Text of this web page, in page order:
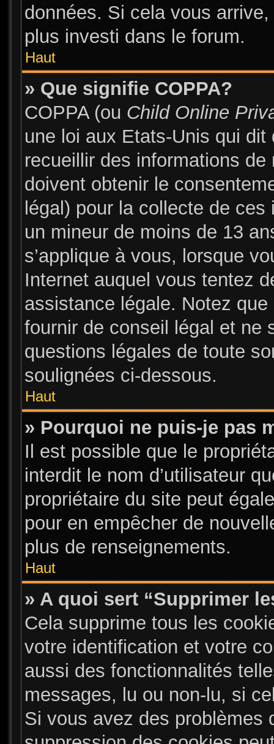
données. Si cela vous
plus investi dans le forum.
Haut
» Que signifie COPPA?
COPPA (ou Child Online
une loi aux Etats-Unis qui
recueillir des informations
doivent obtenir le
légal) pour la collecte de
un mineur de moins de 13
s’applique à vous, lorsque
Internet auquel vous tentez
assistance légale. Notez
fournir de conseil légal et ne
questions légales de toute
soulignées ci-dessous.
Haut
» Pourquoi ne puis-je pas
Il est possible que le
interdit le nom d’utilisateur
propriétaire du site peut
pour en empêcher de
plus de renseignements.
Haut
» A quoi sert “Supprimer
Cela supprime tous les
votre identification et votre
aussi des fonctionnalités
messages, lu ou non-lu, si
Si vous avez des problèmes